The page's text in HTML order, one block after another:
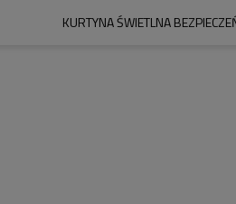
KURTYNA ŚWIETLNA